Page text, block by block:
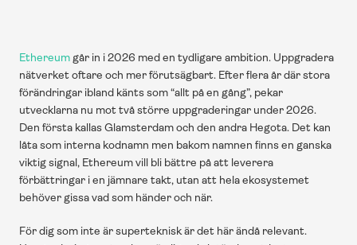
Ethereum går in i 2026 med en tydligare ambition. Uppgradera
nätverket oftare och mer förutsägbart. Efter flera år där stora
förändringar ibland känts som “allt på en gång”, pekar
utvecklarna nu mot två större uppgraderingar under 2026.
Den första kallas Glamsterdam och den andra Hegota. Det kan
låta som interna kodnamn men bakom namnen finns en ganska
viktig signal, Ethereum vill bli bättre på att leverera
förbättringar i en jämnare takt, utan att hela ekosystemet
behöver gissa vad som händer och när.
För dig som inte är superteknisk är det här ändå relevant.